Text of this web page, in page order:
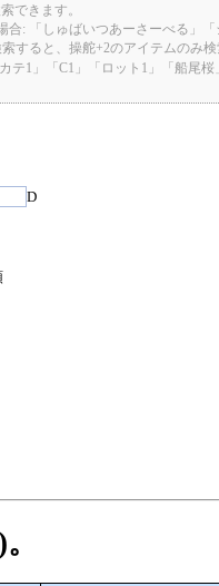
できます。
合: 「しゅばいつあーさーべる」
すると、操舵+2のアイテムのみ
テ1」「C1」「ロット1」「船尾
D